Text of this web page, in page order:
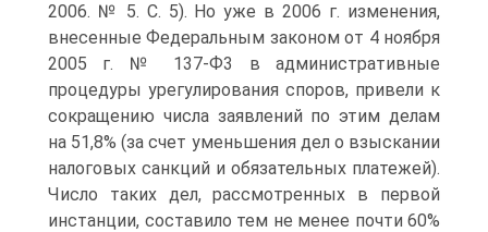
2006. № 5. С. 5). Но уже в 2006 г. изменения,
внесенные Федеральным законом от 4 ноября
2005 г. № 137-Ф3 в административные
процедуры урегулирования споров, привели к
сокращению числа заявлений по этим делам
на 51,8% (за счет уменьшения дел о взыскании
налоговых санкций и обязательных платежей).
Число таких дел, рассмотренных в первой
инстанции, составило тем не менее почти 60%